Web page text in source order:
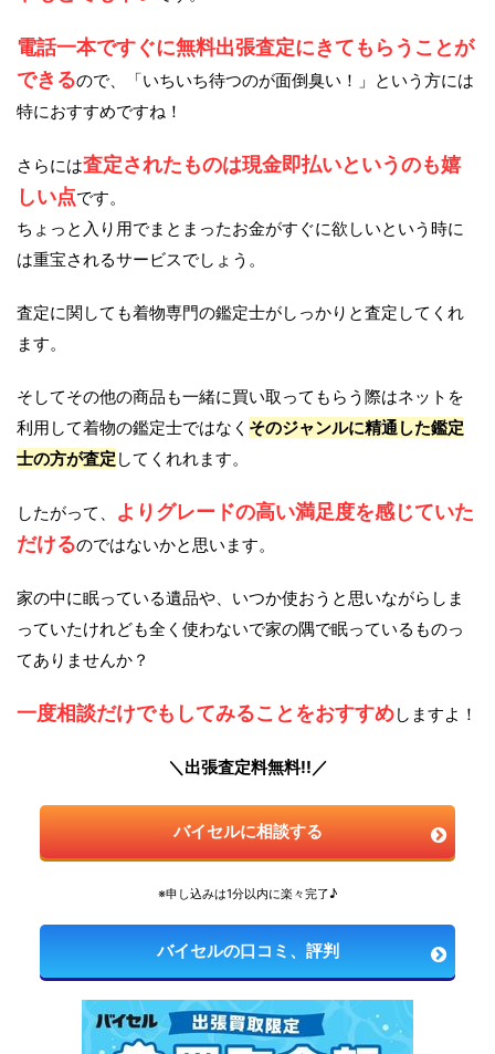
電話一本ですぐに無料出張査定にきてもらうことが
できるので、「いちいち待つのが面倒臭い！」という方には
特におすすめですね！
さらには査定されたものは現金即払いというのも嬉
しい点です。
ちょっと入り用でまとまったお金がすぐに欲しいという時に
は重宝されるサービスでしょう。
査定に関しても着物専門の鑑定士がしっかりと査定してくれ
ます。
そしてその他の商品も一緒に買い取ってもらう際はネットを
利用して着物の鑑定士ではなく そのジャンルに精通した鑑定
士の方が査定 してくれれます。
したがって、
よりグレードの高い満足度を感じていた
だけるのではないかと思います。
家の中に眠っている遺品や、いつか使おうと思いながらしま
っていたけれども全く使わないで家の隅で眠っているものっ
てありませんか？
一度相談だけでもしてみることをおすすめしますよ！
＼出張査定料無料!!／
バイセルに相談する
※申し込みは1分以内に楽々完了♪
バイセルの口コミ、評判